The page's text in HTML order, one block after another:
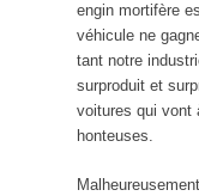
engin mortifère
véhicule ne
tant notre
surproduit et
voitures qui vont
honteuses.